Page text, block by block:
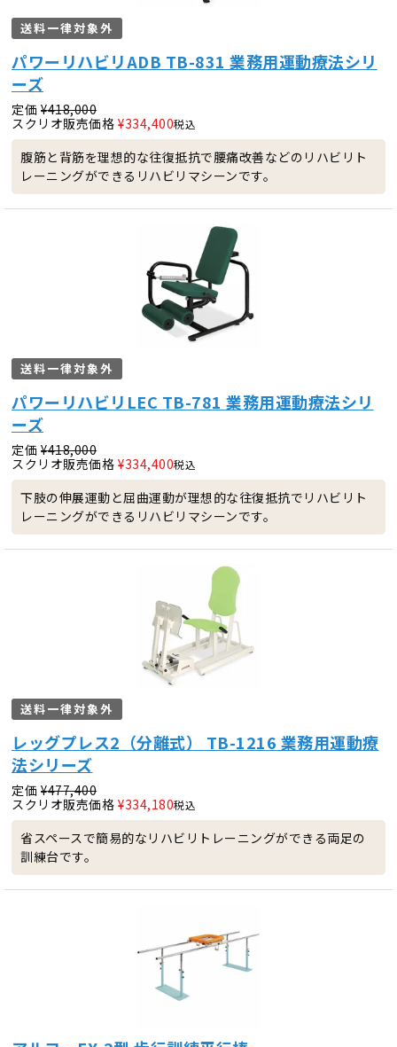
送料一律対象外
パワーリハビリADB TB-831 業務用運動療法シリ
ーズ
定価 ¥418,000
スクリオ販売価格 ¥334,400税込
腹筋と背筋を理想的な往復抵抗で腰痛改善などのリハビリト
レーニングができるリハビリマシーンです。
送料一律対象外
パワーリハビリLEC TB-781 業務用運動療法シリ
ーズ
定価 ¥418,000
スクリオ販売価格 ¥334,400税込
下肢の伸展運動と屈曲運動が理想的な往復抵抗でリハビリト
レーニングができるリハビリマシーンです。
送料一律対象外
レッグプレス2（分離式） TB-1216 業務用運動療
法シリーズ
定価 ¥477,400
スクリオ販売価格 ¥334,180税込
省スペースで簡易的なリハビリトレーニングができる両足の
訓練台です。